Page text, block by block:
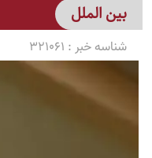
بین الملل
شناسه خبر : 321061